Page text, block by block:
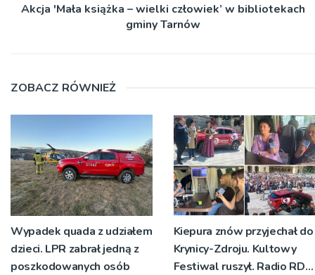
Akcja 'Mała książka – wielki człowiek’ w bibliotekach
gminy Tarnów
ZOBACZ RÓWNIEŻ
Wypadek quada z udziałem
dzieci. LPR zabrał jedną z
poszkodowanych osób
Kiepura znów przyjechał do
Krynicy-Zdroju. Kultowy
Festiwal ruszył. Radio RDN